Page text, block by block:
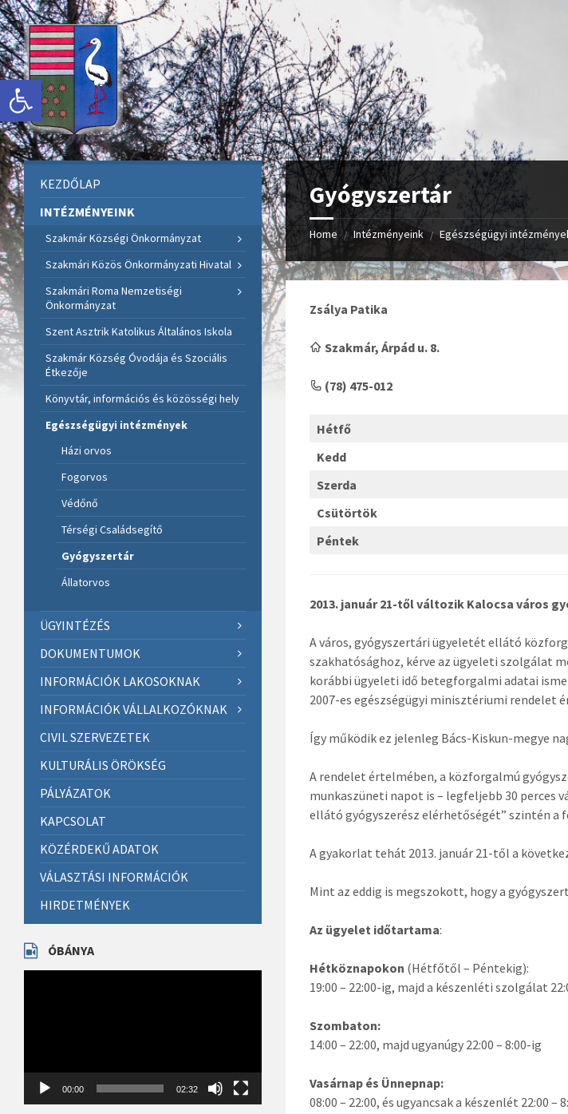
Eszköztár megnyitása
Skip
to
content
Skip
to
left
sidebar
Skip
to
footer
Gyógyszertár
Home / Intézményeink / Egészségügyi
Zsálya Patika
Szakmár, Árpád u. 8.
(78) 475-012
Hétfő
Kedd
Szerda
Csütörtök
Péntek
2013. január 21-től változik Kalocsa város
A város, gyógyszertári ügyeletét ellátó
szakhatósághoz, kérve az ügyeleti szolgálat
korábbi ügyeleti idő betegforgalmi adatai
2007-es egészségügyi minisztériumi rendelet
Így működik ez jelenleg Bács-Kiskun-megye
A rendelet értelmében, a közforgalmú
munkaszüneti napot is – legfeljebb 30 perces
ellátó gyógyszerész elérhetőségét” szintén
A gyakorlat tehát 2013. január 21-től a
Mint az eddig is megszokott, hogy a
Az ügyelet időtartama:
Hétköznapokon (Hétfőtől – Péntekig):
19:00 – 22:00-ig, majd a készenléti szolgálat
Szombaton:
14:00 – 22:00, majd ugyanúgy 22:00 – 8:00-ig
Vasárnap és Ünnepnap:
08:00 – 22:00, és ugyancsak a készenlét 22:00 –
KEZDŐLAP
INTÉZMÉNYEINK
Szakmár Községi Önkormányzat
Szakmári Közös Önkormányzati Hivatal
Szakmári Roma Nemzetiségi
Önkormányzat
Szent Asztrik Katolikus Általános Iskola
Szakmár Község Óvodája és Szociális
Étkezője
Könyvtár, információs és közösségi hely
Egészségügyi intézmények
Házi orvos
Fogorvos
Védőnő
Térségi Családsegítő
Gyógyszertár
Állatorvos
ÜGYINTÉZÉS
DOKUMENTUMOK
INFORMÁCIÓK LAKOSOKNAK
INFORMÁCIÓK VÁLLALKOZÓKNAK
CIVIL SZERVEZETEK
KULTURÁLIS ÖRÖKSÉG
PÁLYÁZATOK
KAPCSOLAT
KÖZÉRDEKŰ ADATOK
VÁLASZTÁSI INFORMÁCIÓK
HIRDETMÉNYEK
ÓBÁNYA
00:00 02:32